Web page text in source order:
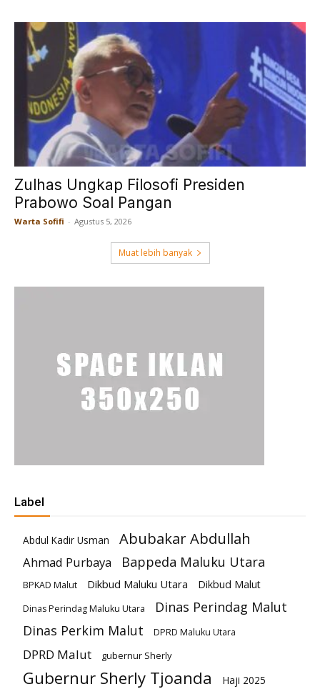
Zulhas Ungkap Filosofi Presiden
Prabowo Soal Pangan
Warta Sofifi - Agustus 5, 2026
Muat lebih banyak
Label
Abdul Kadir Usman Abubakar Abdullah
Ahmad Purbaya Bappeda Maluku Utara
BPKAD Malut Dikbud Maluku Utara Dikbud Malut
Dinas Perindag Maluku Utara
Dinas Perindag Malut
Dinas Perkim Malut
DPRD Maluku Utara
DPRD Malut gubernur Sherly
Gubernur Sherly Tjoanda Haji 2025